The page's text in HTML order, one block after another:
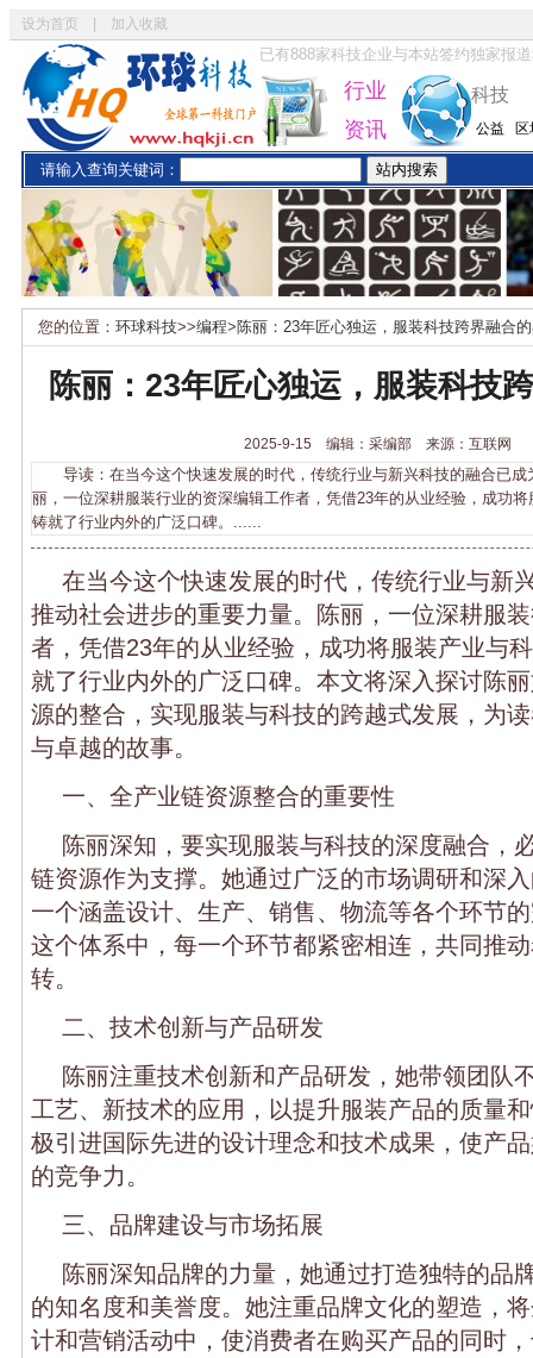
设为首页 加入收藏
已有888家科技企业与本站签约独家报
行业
资讯
科技
公益
请输入查询关键词：
您的位置： 环球科技>>编程>陈丽：23年匠心独运，服装科技跨界融合
陈丽：23年匠心独运，服装科技
2025-9-15 编辑：采编部 来源：互联网
导读：在当今这个快速发展的时代，传统行业与新兴科技的融合已成
丽，一位深耕服装行业的资深编辑工作者，凭借23年的从业经验，成功
铸就了行业内外的广泛口碑。......
在当今这个快速发展的时代，传统行业与新
推动社会进步的重要力量。陈丽，一位深耕服
者，凭借23年的从业经验，成功将服装产业与
就了行业内外的广泛口碑。本文将深入探讨陈
源的整合，实现服装与科技的跨越式发展，为
与卓越的故事。
一、全产业链资源整合的重要性
陈丽深知，要实现服装与科技的深度融合，
链资源作为支撑。她通过广泛的市场调研和深
一个涵盖设计、生产、销售、物流等各个环节
这个体系中，每一个环节都紧密相连，共同推
转。
二、技术创新与产品研发
陈丽注重技术创新和产品研发，她带领团队
工艺、新技术的应用，以提升服装产品的质量
极引进国际先进的设计理念和技术成果，使产
的竞争力。
三、品牌建设与市场拓展
陈丽深知品牌的力量，她通过打造独特的品
的知名度和美誉度。她注重品牌文化的塑造，
计和营销活动中，使消费者在购买产品的同时